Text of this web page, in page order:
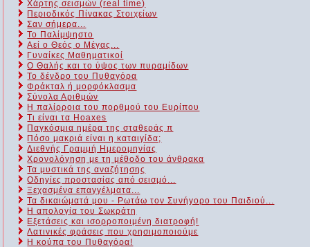
Χάρτης σεισμών (real time)
Περιοδικός Πίνακας Στοιχείων
Σαν σήμερα...
Το Παλίμψηστο
Αεί ο Θεός ο Μέγας...
Γυναίκες Μαθηματικοί
Ο Θαλής και το ύψος των πυραμίδων
Το δένδρο του Πυθαγόρα
Φράκταλ ή μορφόκλασμα
Σύνολα Αριθμών
Η παλίρροια του πορθμού του Ευρίπου
Τι είναι τα Hoaxes
Παγκόσμια ημέρα της σταθεράς π
Πόσο μακριά είναι η καταιγίδα;
Διεθνής Γραμμή Ημερομηνίας
Χρονολόγηση με τη μέθοδο του άνθρακα
Τα μυστικά της αναζήτησης
Οδηγίες προστασίας από σεισμό...
Ξεχασμένα επαγγέλματα...
Τα δικαιώματά μου - Ρωτάω τον Συνήγορο του Παιδιού...
Η απολογία του Σωκράτη
Εξετάσεις και ισορροποιμένη διατροφή!
Λατινικές φράσεις που χρησιμοποιούμε
Η κούπα του Πυθαγόρα!